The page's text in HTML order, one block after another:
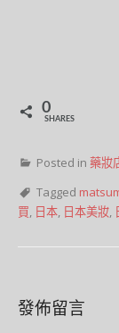
0
SHARES
Posted in 藥妝
Tagged
買, 日本, 日本美妝,
發佈留言